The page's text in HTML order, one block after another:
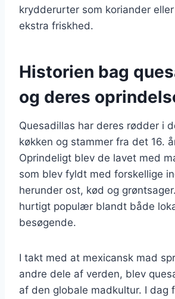
krydderurter som koriander
ekstra friskhed.
Historien bag
og deres
Quesadillas har deres rødder i
køkken og stammer fra det 16.
Oprindeligt blev de lavet med
som blev fyldt med forskellige
herunder ost, kød og
hurtigt populær blandt både
besøgende.
I takt med at mexicansk mad
andre dele af verden, blev
af den globale madkultur. I dag